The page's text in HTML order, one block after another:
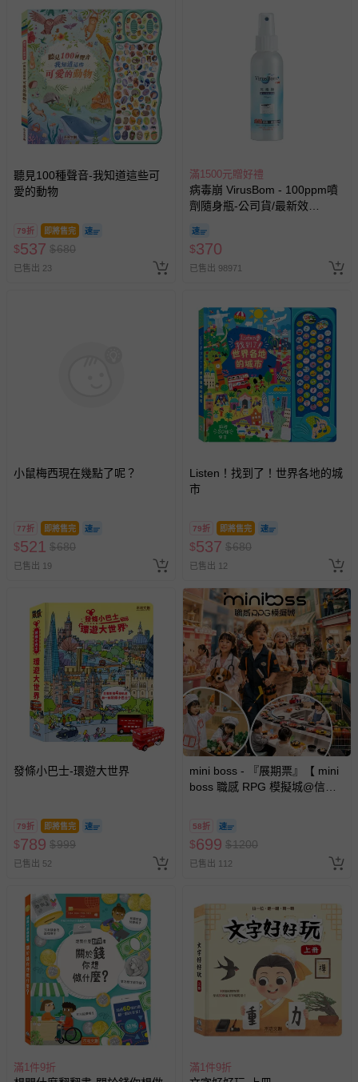
上服務，經消費者事先同意始提供（例如線上課程、遊
戲或活動點數等）。
已拆封之以下類型商品：
-個人衛生用品（例如尿布、貼身衣物、泳裝、襪子、地
墊、寢具類等）。
-新生兒親膚衣物（嬰幼兒包巾與背巾、包屁衣、學習
褲、紗布衣等）。
-接觸性孕哺產品（奶嘴、奶瓶、擠乳器、哺乳衣、托腹
-其他原廠盒裝商品封口處已貼上「不可拆封」，或具警
示字句等說明貼紙、封條者。
國際航空、客運、訂房等服務。
相關的退換貨辦理流程，可詳見：退換貨 & 退款問題
運送服務：目前提供的運送僅限台灣本島。如您位於離島地
區，可能會無法配送，或須依據商品需加收離島運費。廠商
亦保留出貨與否的權利。離島、偏遠地區、樓層親送等加價
商品實際的配達日期，可於訂單個人資料內的查詢訂單內，
情形，您可申請更換新品或退貨，請見：退貨的辦理流程。
若您對於會員帳號、商品訂購與資訊、購物流程、付款方
問，你可詳見：
媽咪愛客服中心。
預購商品：預購為海外同步代購，遇缺貨即會通知媽咪並協
助取消退款事宜。
商品如因「價格、組合」等錯誤原因，導致無法安排出貨，
會主動以簡訊及mail通知訂單取消事宜，並將提供適當補
償。
聽見100種聲音-我知道這些可
愛的動物
79折 即將售完
$537 $680
已售出 23
滿1500元贈好禮
病毒崩 VirusBom - 100ppm噴
劑隨身瓶-公司貨/最新效
$370
已售出 98971
小鼠梅西現在幾點了呢？
77折 即將售完
$521 $680
已售出 19
Listen！找到了！世界各地的城
市
79折 即將售完
$537 $680
已售出 12
發條小巴士-環遊大世界
79折 即將售完
$789 $999
已售出 52
mini boss - 『展期票』【 mini
boss 職感 RPG 模擬城@信義
期作廢) (兒童票(2歲以上)贈一
名陪伴成人)
58折
$699 $1200
已售出 112
滿1件9折 滿1件9折